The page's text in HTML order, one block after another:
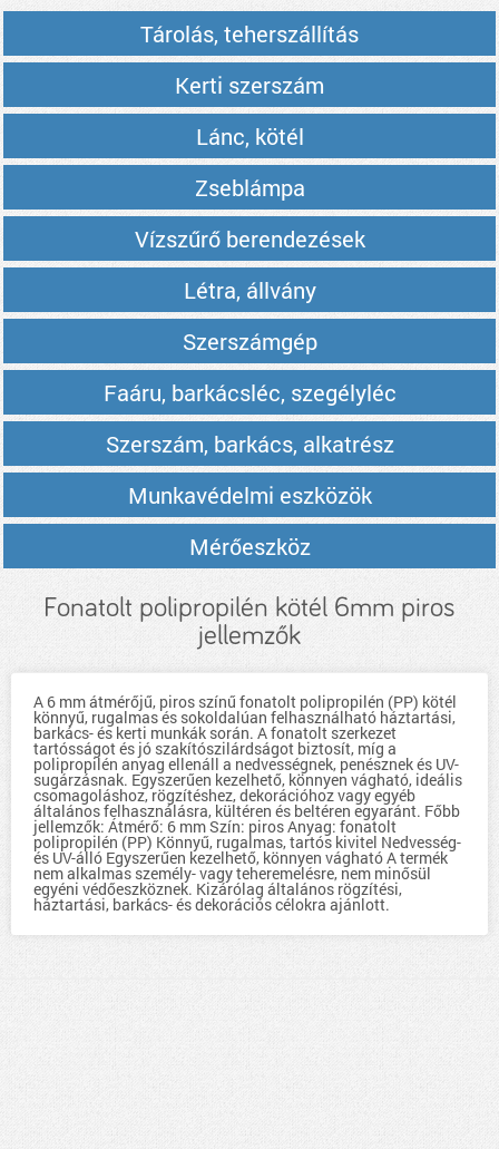
Tárolás, teherszállítás
Kerti szerszám
Lánc, kötél
Zseblámpa
Vízszűrő berendezések
Létra, állvány
Szerszámgép
Faáru, barkácsléc, szegélyléc
Szerszám, barkács, alkatrész
Munkavédelmi eszközök
Mérőeszköz
Fonatolt polipropilén kötél 6mm piros
jellemzők
A 6 mm átmérőjű, piros színű fonatolt polipropilén (PP) kötél
könnyű, rugalmas és sokoldalúan felhasználható háztartási,
barkács- és kerti munkák során. A fonatolt szerkezet
tartósságot és jó szakítószilárdságot biztosít, míg a
polipropilén anyag ellenáll a nedvességnek, penésznek és UV-
sugárzásnak. Egyszerűen kezelhető, könnyen vágható, ideális
csomagoláshoz, rögzítéshez, dekorációhoz vagy egyéb
általános felhasználásra, kültéren és beltéren egyaránt. Főbb
jellemzők: Átmérő: 6 mm Szín: piros Anyag: fonatolt
polipropilén (PP) Könnyű, rugalmas, tartós kivitel Nedvesség-
és UV-álló Egyszerűen kezelhető, könnyen vágható A termék
nem alkalmas személy- vagy teheremelésre, nem minősül
egyéni védőeszköznek. Kizárólag általános rögzítési,
háztartási, barkács- és dekorációs célokra ajánlott.